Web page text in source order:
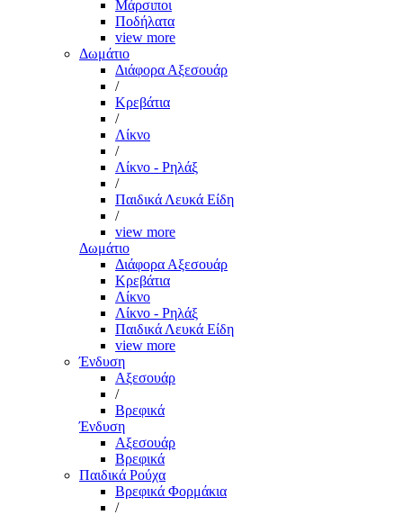
Μάρσιποι
Ποδήλατα
view more
Δωμάτιο
Διάφορα Αξεσουάρ
/
Κρεβάτια
/
Λίκνο
/
Λίκνο - Ρηλάξ
/
Παιδικά Λευκά Είδη
/
view more
Δωμάτιο
Διάφορα Αξεσουάρ
Κρεβάτια
Λίκνο
Λίκνο - Ρηλάξ
Παιδικά Λευκά Είδη
view more
Ένδυση
Αξεσουάρ
/
Βρεφικά
Ένδυση
Αξεσουάρ
Βρεφικά
Παιδικά Ρούχα
Βρεφικά Φορμάκια
/